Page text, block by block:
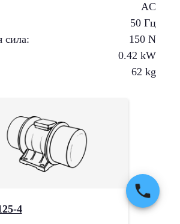
AC
50 Гц
сила: 150 N
0.42 kW
62 kg
4